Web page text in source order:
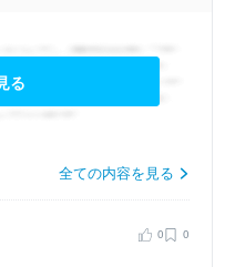
る
全ての内容を見る
0 0